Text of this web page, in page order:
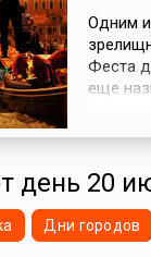
Одним
Феста
еще
день 20
Дни городов